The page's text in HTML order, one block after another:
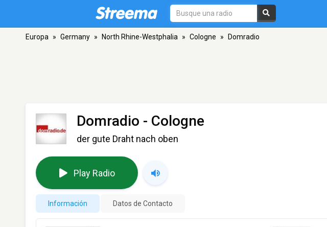
Europa » Germany » North Rhine-Westphalia » Cologne » Domradio
Domradio - Cologne
der gute Draht nach oben
Play Radio
Información Datos de Contacto